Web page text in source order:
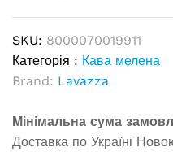
SKU: 8000070019911
Категорія : Кава мелена
Brand: Lavazza
Мінімальна сума
Доставка по Україні